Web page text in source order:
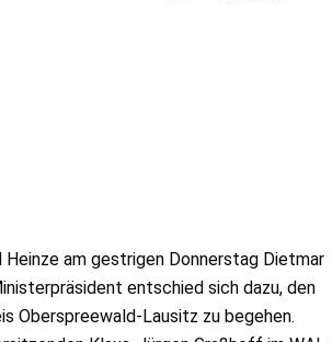
am gestrigen Donnerstag Dietmar
entschied sich dazu, den
Oberspreewald-Lausitz zu begehen.